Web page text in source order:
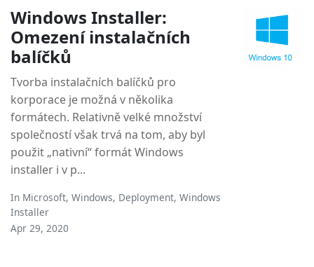
Windows Installer:
Omezení instalačních
balíčků
Tvorba instalačních balíčků pro
korporace je možná v několika
formátech. Relativně velké množství
společností však trvá na tom, aby byl
použit „nativní“ formát Windows
installer i v p...
In Microsoft, Windows, Deployment, Windows
Installer
Apr 29, 2020